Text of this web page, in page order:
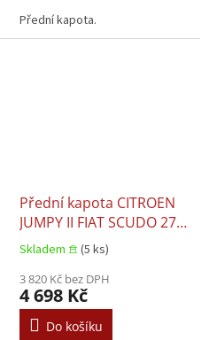
Přední kapota.
Přední kapota CITROEN
JUMPY II FIAT SCUDO 270
PEUGEOT EXPERT
11.2006–06.2016
Skladem 𖠿 (5 ks)
3 820 Kč bez DPH
4 698 Kč
Do košíku